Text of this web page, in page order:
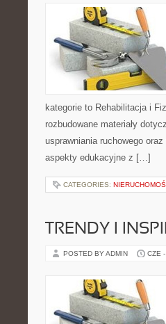
kategorie to Rehabilitacja i
rozbudowane materiały
usprawniania ruchowego
aspekty edukacyjne z […]
CATEGORIES:
TRENDY I
POSTED BY ADMIN CZE